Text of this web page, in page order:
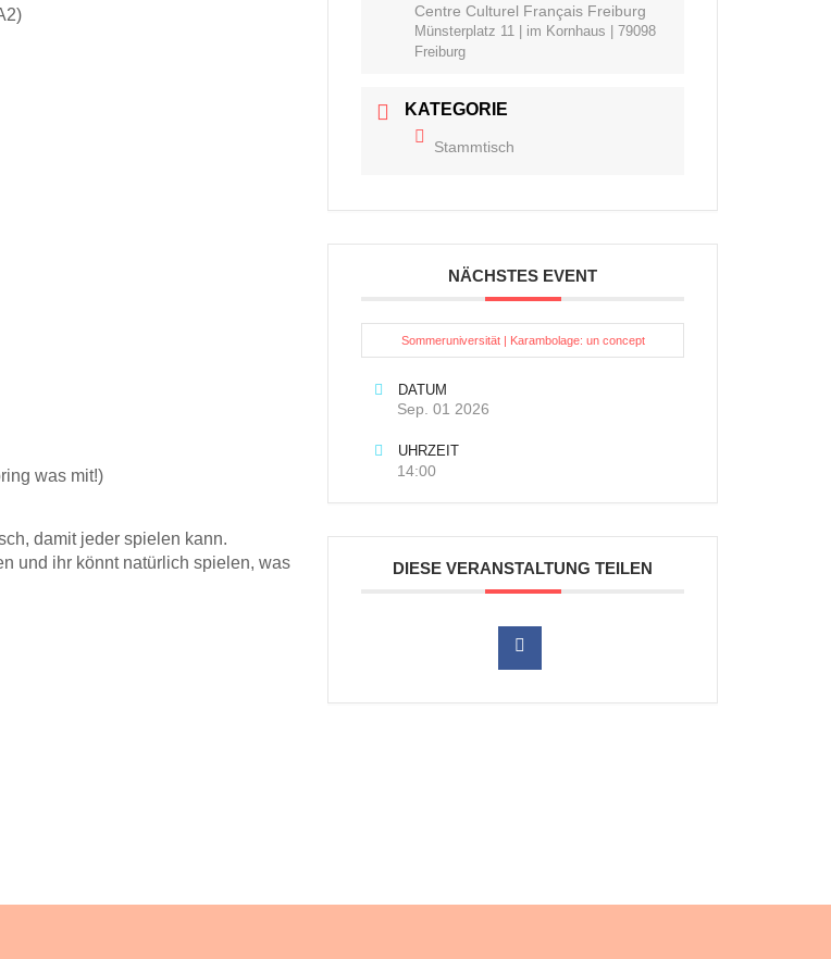
was mit!)
damit jeder spielen kann.
und ihr könnt natürlich spielen, was
Centre Culturel Français Freiburg
Münsterplatz 11 | im Kornhaus | 79098
Freiburg
KATEGORIE
Stammtisch
NÄCHSTES EVENT
Sommeruniversität | Karambolage: un concept
DATUM
Sep. 01 2026
UHRZEIT
14:00
DIESE VERANSTALTUNG TEILEN